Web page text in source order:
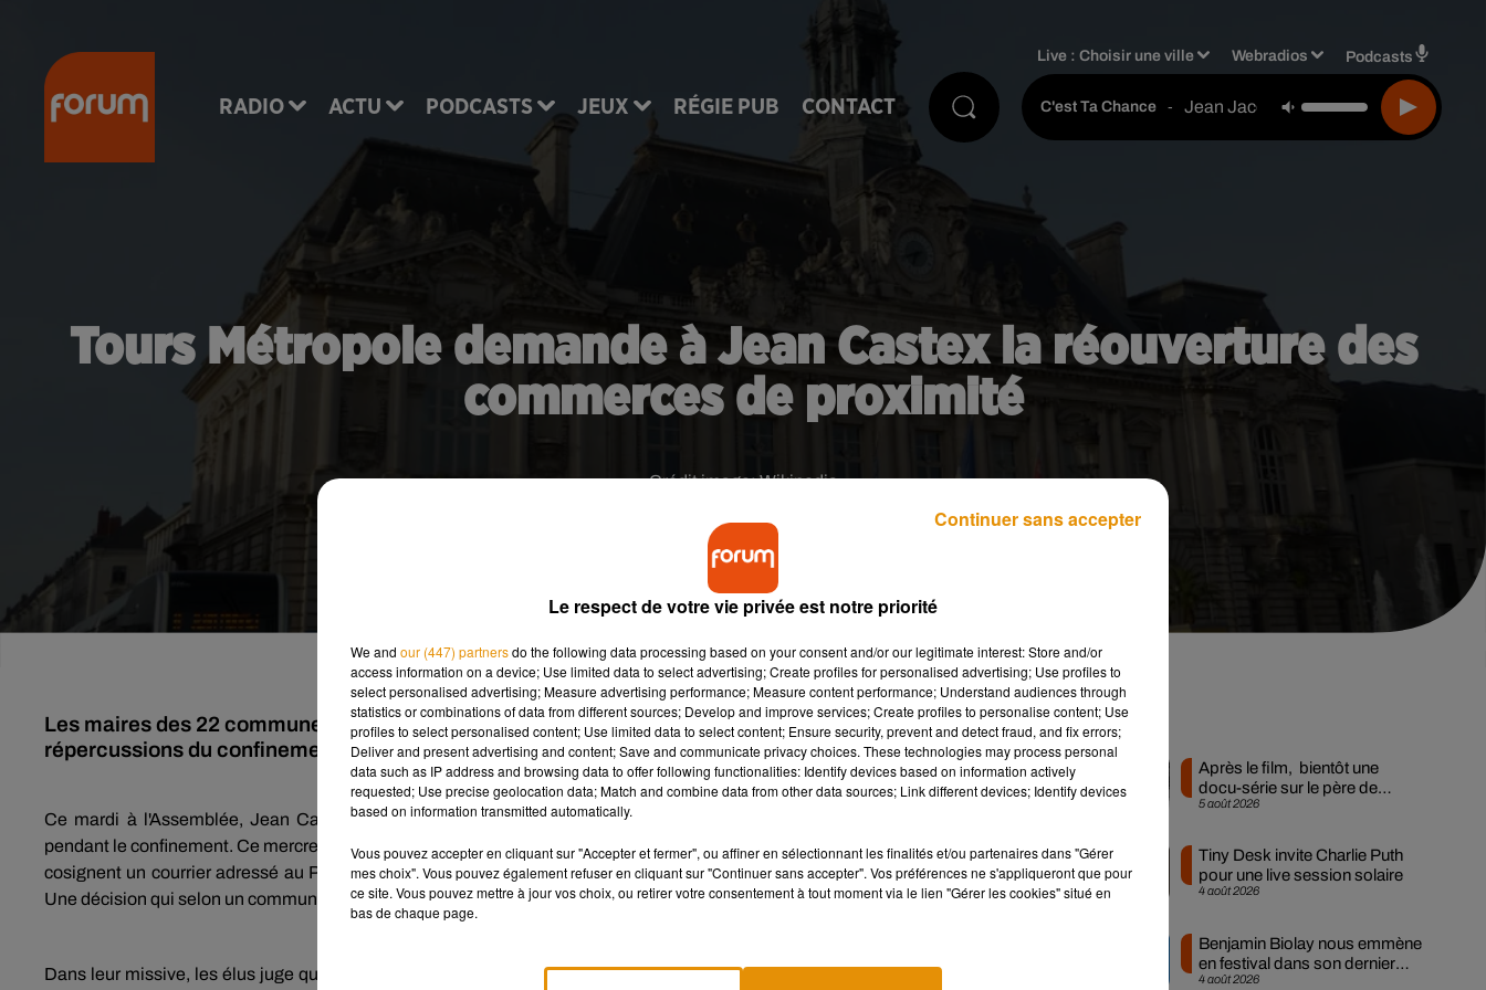
RADIO ACTU PODCASTS JEUX RÉGIE PUB CONTACT
Live :Choisir une ville Webradios Podcasts
C'est Ta Chance - Jean Jacques Goldman
Tours Métropole demande à Jean Castex la réouverture des
commerces de proximité
Crédit image:Wikipedia
Les maires des 22 communes de l'agglomération s'inquiètent auprès du premier ministre des
répercussions du confinement sur les petits commerces.
Ce mardi à l'Assemblée, Jean Castex a déploré que certains maires prennent des arrêtés pour rouvrir les commerces
pendant le confinement. Ce mercredi, Wilfried Schwartz, le président de
Tours Métropoleet les 21 maires de l’agglomération
cosignent un courrier adressé au Premier ministre concernant justement la fermeture des commerces dits non essentiels.
Une décision qui selon un communiqué suscite« les réactions d’indignation et d’incompréhension chez nos concitoyens ».
Dans leur missive, les élus juge que le fonds d’aide communautaire porté à un million d’euros pour aider les commerçants,
Musique
5 août 2026
Après le film, bientôt une
docu-série sur le père de
Michael Jackson
4 août 2026
Tiny Desk invite Charlie Puth
pour une live session solaire
4 août 2026
Benjamin Biolay nous emmène
en festival dans son dernier
clip
Le respect de votre vie privée est notre priorité
We and our (447) partnersdo the following data processing based on your consent and/or our legitimate interest: Store and/or
access information on a device; Use limited data to select advertising; Create profiles for personalised advertising; Use profiles to
select personalised advertising; Measure advertising performance; Measure content performance; Understand audiences through
statistics or combinations of data from different sources; Develop and improve services; Create profiles to personalise content; Use
profiles to select personalised content; Use limited data to select content; Ensure security, prevent and detect fraud, and fix errors;
Deliver and present advertising and content; Save and communicate privacy choices. These technologies may process personal
data such as IP address and browsing data to offer following functionalities: Identify devices based on information actively
requested; Use precise geolocation data; Match and combine data from other data sources; Link different devices; Identify devices
based on information transmitted automatically.
Vous pouvez accepter en cliquant sur "Accepter et fermer", ou affiner en sélectionnant les finalités et/ou partenaires dans "Gérer
mes choix". Vous pouvez également refuser en cliquant sur "Continuer sans accepter". Vos préférences ne s'appliqueront que pour
ce site. Vous pouvez mettre à jour vos choix, ou retirer votre consentement à tout moment via le lien "Gérer les cookies" situé en
bas de chaque page.
Continuer sans accepter